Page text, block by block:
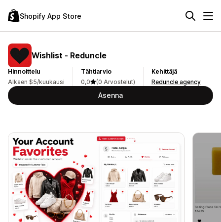
Shopify App Store
Wishlist ‑ Reduncle
Hinnoittelu
Alkaen $5/kuukausi
Tähtiarvio
0,0
(0 Arvostelut)
Kehittäjä
Reduncle agency
Asenna